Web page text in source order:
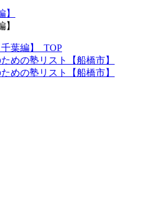
葉編】_TOP
めの塾リスト【船橋市】
めの塾リスト【船橋市】